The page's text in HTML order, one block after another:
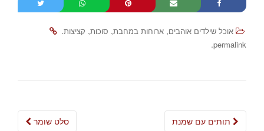
אוכל שילדים אוהבים, ארוחות במחבת, סוכות, קציצות.
permalink
.
Post
סלט שומר